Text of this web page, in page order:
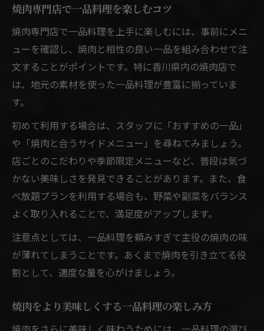
焼肉をきっかけに香川食文化を再発見
焼肉と地域食材が織りなす香川の味わい
焼肉専門店で一品料理を楽しむコツ
焼肉専門店で一品料理を上手に楽しむには、事前にメニ
ューを確認し、焼肉と相性の良い一品を組み合わせて注
文することがポイントです。特に香川県内の焼肉店で
は、地元の素材を使った一品料理が豊富に揃っていま
す。
初めて利用する場合は、スタッフに「おすすめの一品」
や「焼肉と合うサイドメニュー」を尋ねてみましょう。
店ごとのこだわりや季節限定メニューなど、普段は気づ
かない美味しさを発見できることがあります。また、食
べ放題プランを利用する場合も、野菜や副菜をバランス
よく取り入れることで、満足度がアップします。
注意点としては、一品料理を頼みすぎて主役の焼肉の味
が薄れてしまうことです。あくまで焼肉を引き立てる役
割として、適度な量を心がけましょう。
焼肉をより美味しくする一品料理の楽しみ方